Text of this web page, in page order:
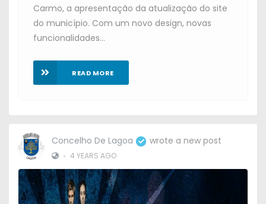
Carmo, a apresentação da atualização do site
do município. Com um novo design, novas
funcionalidades...
READ MORE
Concelho De Lagoa wrote a new post
• 4 YEARS AGO